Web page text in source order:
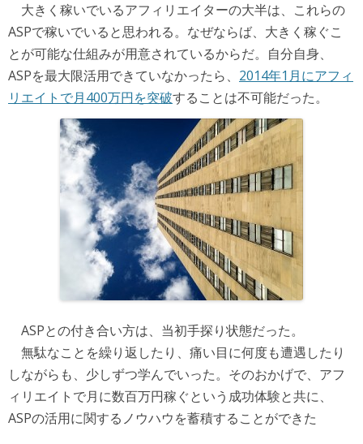
大きく稼いでいるアフィリエイターの大半は、これらの
ASPで稼いでいると思われる。なぜならば、大きく稼ぐこ
とが可能な仕組みが用意されているからだ。自分自身、
ASPを最大限活用できていなかったら、 2014年1月にアフィ
リエイトで月400万円を突破することは不可能だった。
ASPとの付き合い方は、当初手探り状態だった。
無駄なことを繰り返したり、痛い目に何度も遭遇したり
しながらも、少しずつ学んでいった。そのおかげで、アフ
ィリエイトで月に数百万円稼ぐという成功体験と共に、
ASPの活用に関するノウハウを蓄積することができた